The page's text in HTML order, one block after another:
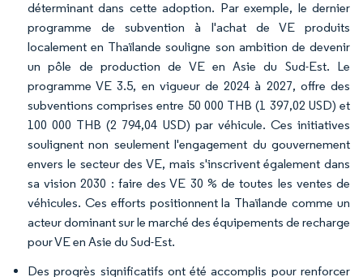
déterminant dans cette adoption. Par exemple, le dernier
programme de subvention à l'achat de VE produits
localement en Thaïlande souligne son ambition de devenir
un pôle de production de VE en Asie du Sud-Est. Le
programme VE 3.5, en vigueur de 2024 à 2027, offre des
subventions comprises entre 50 000 THB (1 397,02 USD) et
100 000 THB (2 794,04 USD) par véhicule. Ces initiatives
soulignent non seulement l'engagement du gouvernement
envers le secteur des VE, mais s'inscrivent également dans
sa vision 2030 : faire des VE 30 % de toutes les ventes de
véhicules. Ces efforts positionnent la Thaïlande comme un
acteur dominant sur le marché des équipements de recharge
pour VE en Asie du Sud-Est.
Des progrès significatifs ont été accomplis pour renforcer